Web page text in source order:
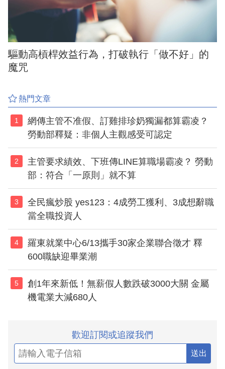
驅動高槓桿效益行為，打破執行「做不好」的
魔咒
熱門文章
1
網傳主管不准假、訂雞排珍奶獨漏都算霸凌？
勞動部釋疑：非個人主觀感受可認定
2
主管要求績效、下班傳LINE算職場霸凌？ 勞動
部：符合「一原則」就不算
3
全民瘋炒股 yes123：4成勞工獲利、3成想辭職
當全職投資人
4
羅東就業中心6/13攜手30家企業聯合徵才 釋
600職缺迎畢業潮
5
創1年來新低！無薪假人數跌破3000大關 金屬
機電業大減680人
歡迎訂閱或追蹤我們
送出